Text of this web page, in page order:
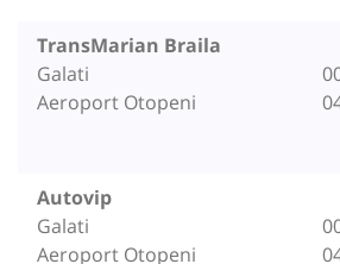
TransMarian Braila
Galati
Aeroport Otopeni
Autovip
Galati
Aeroport Otopeni